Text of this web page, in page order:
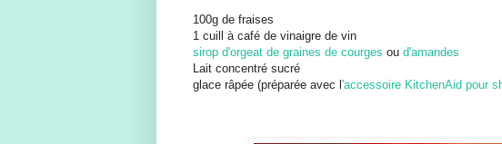
100g de fraises
1 cuill à café de vinaigre de vin
sirop d'orgeat de graines de courges ou d'amandes
Lait concentré sucré
glace râpée (préparée avec l 'accessoire KitchenAid pour